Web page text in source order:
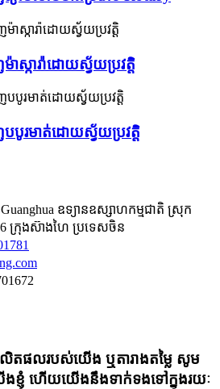
ស្ការ៉ាដោយស្វ័យប្រវត្តិ
បូរមាត់ដោយស្វ័យប្រវត្តិ
Guanghua ឧទ្យានឧស្សាហកម្មជាតិ ស្រុក
ក្រុងស៊ាងហៃ ប្រទេសចិន
តផលរបស់យើង ឬតារាងតម្លៃ សូម
ខ្ញុំ ហើយយើងនឹងទាក់ទងទៅក្នុងរយៈ